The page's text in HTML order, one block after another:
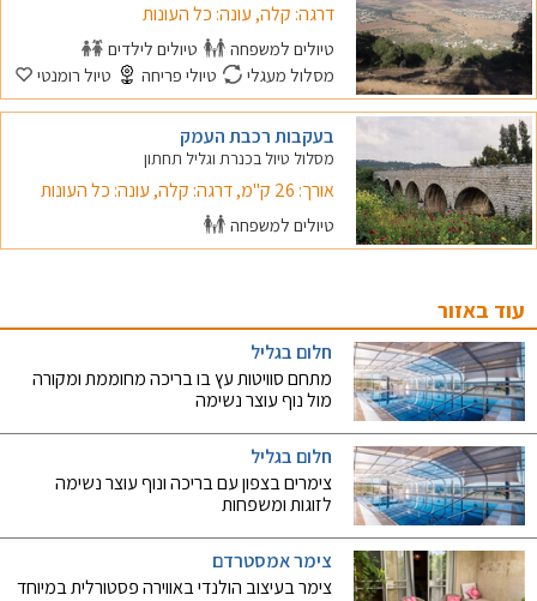
עוד באזור
חלום בגליל
מתחם סוויטות עץ בו בריכה מחוממת ומקורה
מול נוף עוצר נשימה
חלום בגליל
צימרים בצפון עם בריכה ונוף עוצר נשימה
לזוגות ומשפחות
צימר אמסטרדם
צימר בעיצוב הולנדי באווירה פסטורלית במיוחד
דרגה: קלה, עונה: כל העונות
טיולים למשפחה
טיולים לילדים
מסלול מעגלי
טיולי פריחה טיול רומנטי
בעקבות רכבת העמק
מסלול טיול בכנרת וגליל תחתון
אורך: 26 ק"מ, דרגה: קלה, עונה: כל העונות
טיולים למשפחה